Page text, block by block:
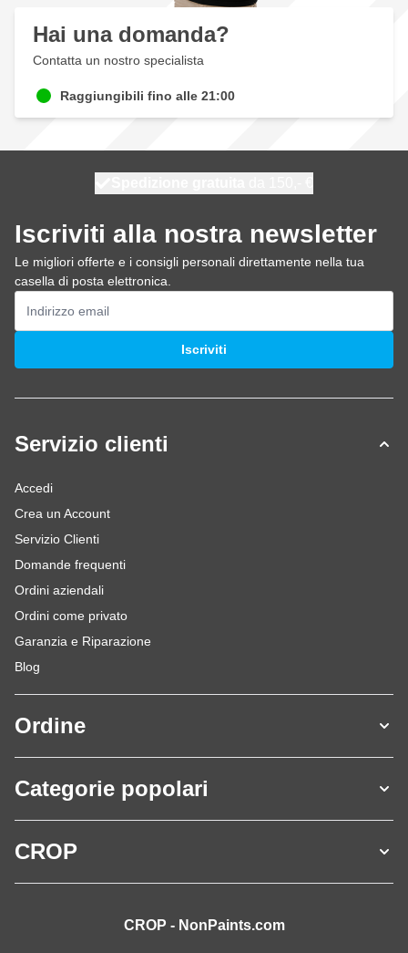
Hai una domanda?
Contatta un nostro specialista
Raggiungibili fino alle 21:00
Iscriviti alla nostra newsletter
Le migliori offerte e i consigli personali direttamente nella tua
casella di posta elettronica.
Indirizzo email
Iscriviti
Servizio clienti
Accedi
Crea un Account
Servizio Clienti
Domande frequenti
Ordini aziendali
Ordini come privato
Garanzia e Riparazione
Blog
Ordine
Categorie popolari
CROP
CROP - NonPaints.com